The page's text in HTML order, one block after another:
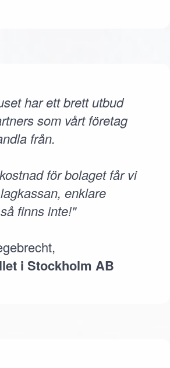
har ett brett utbud
som vårt företag
från.
för bolaget får vi
enklare
finns inte!"
i Stockholm AB